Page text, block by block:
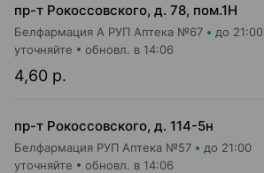
пр-т Рокоссовского, д. 78, пом.1Н
Белфармация А РУП Аптека №67 до 21:00
4,60 р.
уточняйте обновл. в 14:06
пр-т Рокоссовского, д. 114-5н
Белфармация РУП Аптека №57 до 21:00
уточняйте обновл. в 14:06